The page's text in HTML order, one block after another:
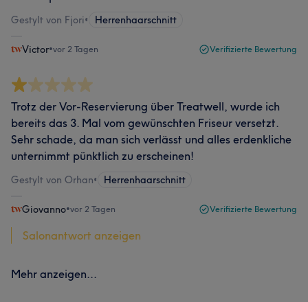
Gestylt von Fjori• Herrenhaarschnitt
Victor•vor 2 Tagen Verifizierte Bewertung
Trotz der Vor-Reservierung über Treatwell, wurde ich
bereits das 3. Mal vom gewünschten Friseur versetzt.
Sehr schade, da man sich verlässt und alles erdenkliche
unternimmt pünktlich zu erscheinen!
Gestylt von Orhan• Herrenhaarschnitt
Giovanno•vor 2 Tagen Verifizierte Bewertung
Salonantwort anzeigen
Mehr anzeigen...